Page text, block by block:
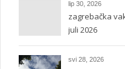
lip 30, 2026
zagrebačka
juli 2026
svi 28, 2026